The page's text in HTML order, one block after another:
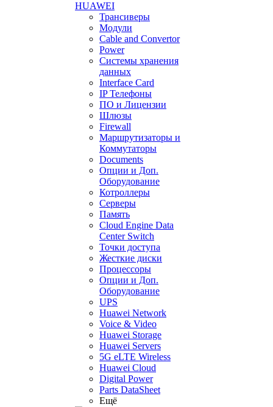
HUAWEI
Трансиверы
Модули
Cable and Convertor
Power
Системы хранения
данных
Interface Card
IP Телефоны
ПО и Лицензии
Шлюзы
Firewall
Маршрутизаторы и
Коммутаторы
Documents
Опции и Доп.
Оборудование
Котроллеры
Серверы
Память
Cloud Engine Data
Center Switch
Точки доступа
Жесткие диски
Процессоры
Опции и Доп.
Оборудование
UPS
Huawei Network
Voice & Video
Huawei Storage
Huawei Servers
5G eLTE Wireless
Huawei Cloud
Digital Power
Parts DataSheet
Ещё